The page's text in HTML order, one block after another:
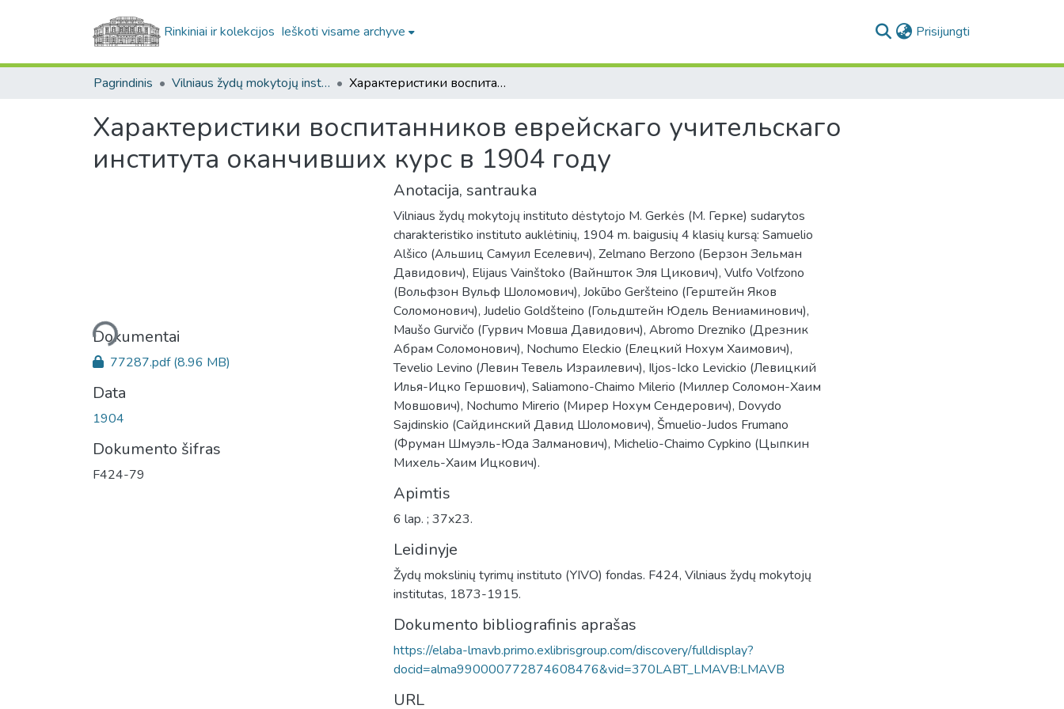
Rinkiniai ir kolekcijos Ieškoti visame archyve Prisijungti
Pagrindinis Vilniaus žydų mokytojų institutas, 1873-1915 (Žydų mokslinių tyrimų instituto (YIVO) fondas. F424) Характеристики воспитанников еврейскаго учительскаго института оканчивших курс в 1904 году
Характеристики воспитанников еврейскаго учительскаго
института оканчивших курс в 1904 году
Įkeliama...
Dokumentai
77287.pdf(8.96 MB)
Data
1904
Dokumento šifras
F424-79
Anotacija, santrauka
Vilniaus žydų mokytojų instituto dėstytojo M. Gerkės (М. Герке) sudarytos
charakteristiko instituto auklėtinių, 1904 m. baigusių 4 klasių kursą: Samuelio
Alšico (Альшиц Самуил Еселевич), Zelmano Berzono (Берзон Зельман
Давидович), Elijaus Vainštoko (Вайншток Эля Цикович), Vulfo Volfzono
(Вольфзон Вульф Шоломович), Jokūbo Geršteino (Герштейн Яков
Соломонович), Judelio Goldšteino (Гольдштейн Юдель Вениаминович),
Maušo Gurvičo (Гурвич Мовша Давидович), Abromo Drezniko (Дрезник
Абрам Соломонович), Nochumo Eleckio (Елецкий Нохум Хаимович),
Tevelio Levino (Левин Тевель Израилевич), Iljos-Icko Levickio (Левицкий
Илья-Ицко Гершович), Saliamono-Chaimo Milerio (Миллер Соломон-Хаим
Мовшович), Nochumo Mirerio (Мирер Нохум Сендерович), Dovydo
Sajdinskio (Сайдинский Давид Шоломович), Šmuelio-Judos Frumano
(Фруман Шмуэль-Юда Залманович), Michelio-Chaimo Cypkino (Цыпкин
Михель-Хаим Ицкович).
Apimtis
6 lap. ; 37x23.
Leidinyje
Žydų mokslinių tyrimų instituto (YIVO) fondas. F424, Vilniaus žydų mokytojų
institutas, 1873-1915.
Dokumento bibliografinis aprašas
https://elaba-lmavb.primo.exlibrisgroup.com/discovery/fulldisplay?
docid=alma990000772874608476&vid=370LABT_LMAVB:LMAVB
URL